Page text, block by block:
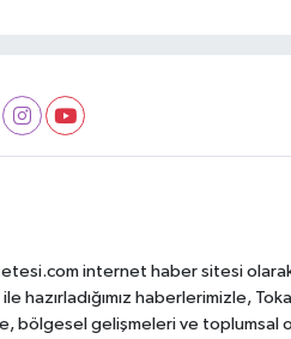
internet haber sitesi
ile hazırladığımız haberlerimizle,
bölgesel gelişmeleri ve toplumsal